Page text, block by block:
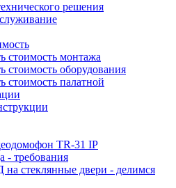
решения
стоимость монтажа
стоимость оборудования
стоимость палатной
TR-31 IP
- требования
стеклянные двери - делимся